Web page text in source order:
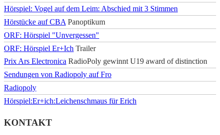
Hörspiel: Vogel auf dem Leim: Abschied mit 3 Stimmen
Hörstücke auf CBA Panoptikum
ORF: Hörspiel "Unvergessen"
ORF: Hörspiel Er+Ich Trailer
Prix Ars Electronica RadioPoly gewinnt U19 award of distinction
Sendungen von Radiopoly auf Fro
Radiopoly
Hörspiel:Er+ich:Leichenschmaus für Erich
KONTAKT